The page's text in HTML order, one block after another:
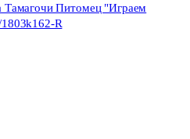
Тамагочи Питомец "Играем
1803k162-R